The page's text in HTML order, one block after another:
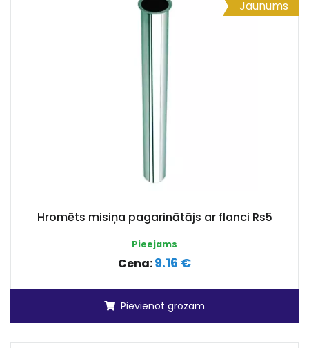
Jaunums
Hromēts misiņa pagarinātājs ar flanci Rs5
Pieejams
Cena:9.16 €
Pievienot grozam